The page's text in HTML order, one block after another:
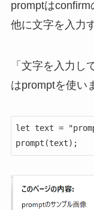
promptは
他に文字を入力
「文字を入力
はpromptを使い
let text =
prompt(text);